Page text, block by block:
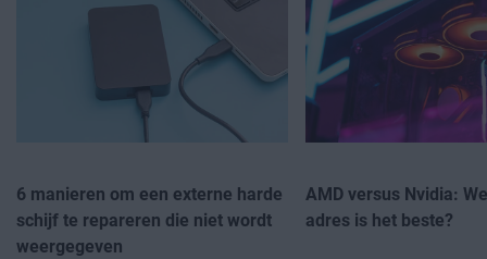
6 manieren om een externe harde
schijf te repareren die niet wordt
weergegeven
AMD versus Nvidia:
adres is het beste?